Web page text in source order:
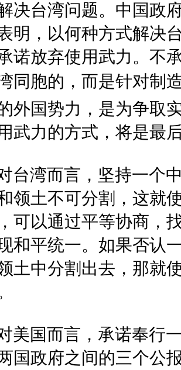
决台湾问题。中国政
明，以何种方式解决
诺放弃使用武力。不
同胞的，而是针对制
外国势力，是为争取
武力的方式，将是最
台湾而言，坚持一个
领土不可分割，这就
可以通过平等协商，
和平统一。如果否认
土中分割出去，那就
美国而言，承诺奉行
国政府之间的三个公